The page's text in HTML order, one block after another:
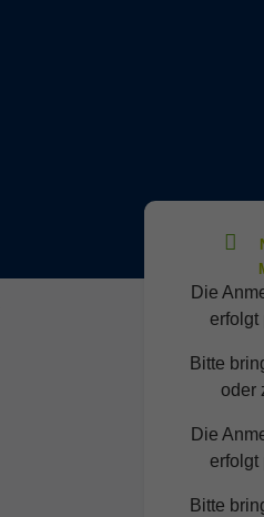
Die
erfolgt
Bitte
oder
Die
erfolgt
Bitte